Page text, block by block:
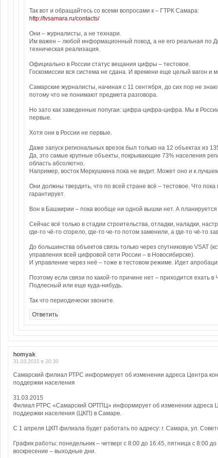
Так вот и обращайтесь со всеми вопросами к – ГТРК Самара:
http://tvsamara.ru/contacts/
Они – журналисты, а не технари.
Им важен – любой информационный повод, а не его реальная по
техническая реализация.
Официально в России статус вещания цифры – тестовое.
Госкомиссии вся система не сдана. И времени еще целый вагон и
Самарские журналисты, начиная с 11 сентября, до сих пор не
потому что не понимают предмета разговора.
Но зато как заведенные попугаи: цифра-цифра-цифра. Мы в
первые.
Хотя они в России не первые.
Даже запуск региональных врезок был только на 12 объектах из
Да, это самые крупные объекты, покрывающие 73% населения
область абсолютно.
Например, восток Меркушкина пока не видит. Может оно и к
Они должны твердить, что по всей стране всё – тестовое. Что пока
гарантирует.
Вон в Башкирии – пока вообще ни одной вышки нет. А
Сейчас всё только в стадии строительства, отладки, наладки,
где-то чё-то сгорело, где-то че-то потом заменили, а где-то чё-то
До большинства объектов связь только через спутниковую VSAT
управления всей цифровой сети России – в Новосибирске).
И управление через неё – тоже в тестовом режиме. Идет
Поэтому если связи по какой-то причине нет – приходится ехать в
Подлесный или еще куда-нибудь.
Так что периодически звоните.
Ответить
homyak:
31.03.2015 в 20:30
Самарский филиал РТРС информирует об изменении адреса Центра
поддержки населения
31.03.2015
Филиал РТРС «Самарский ОРТПЦ» информирует об изменении адреса
поддержки населения (ЦКП) в Самаре.
С 1 апреля ЦКП филиала будет работать по адресу: г. Самара, ул.
График работы: понедельник – четверг с 8:00 до 16:45, пятница с 8:00
воскресение – выходные дни.